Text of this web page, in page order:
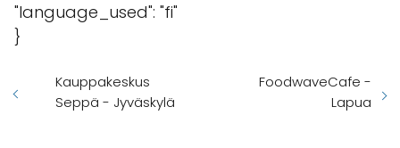
"language_used": "fi"
}
Kauppakeskus
Seppä - Jyväskylä
FoodwaveCafe -
Lapua